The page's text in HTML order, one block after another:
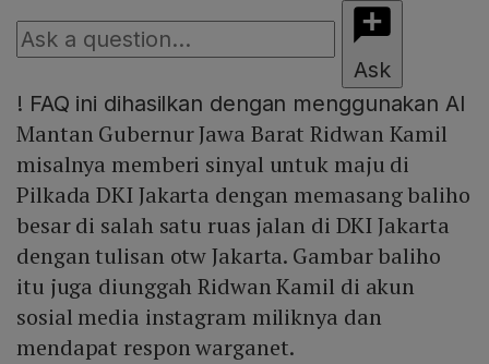
Ask
! FAQ ini dihasilkan dengan menggunakan AI
Mantan Gubernur Jawa Barat Ridwan Kamil
misalnya memberi sinyal untuk maju di
Pilkada DKI Jakarta dengan memasang baliho
besar di salah satu ruas jalan di DKI Jakarta
dengan tulisan otw Jakarta. Gambar baliho
itu juga diunggah Ridwan Kamil di akun
sosial media instagram miliknya dan
mendapat respon warganet.